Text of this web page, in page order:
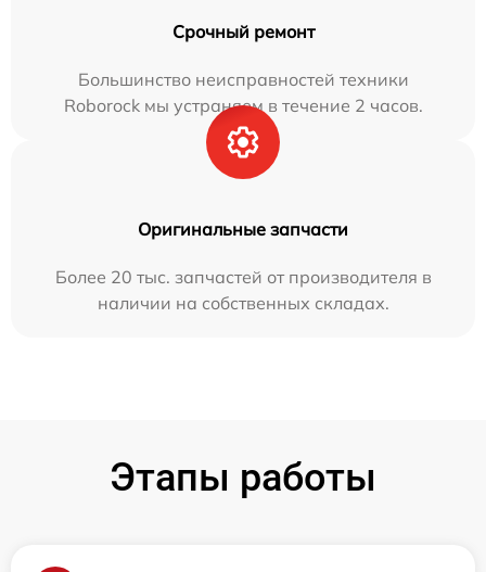
Срочный ремонт
Большинство неисправностей техники
Roborock мы устраняем в течение 2 часов.
Оригинальные запчасти
Более 20 тыс. запчастей от производителя в
наличии на собственных складах.
Этапы работы